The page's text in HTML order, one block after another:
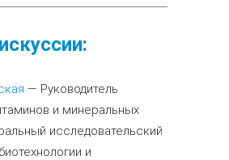
— Руководитель
и минеральных
исследовательский
и